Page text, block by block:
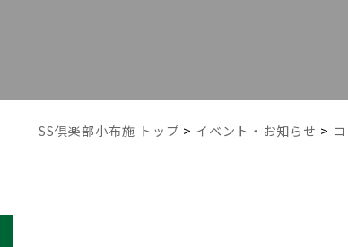
SS倶楽部小布施 トップ > イベント・お知らせ >